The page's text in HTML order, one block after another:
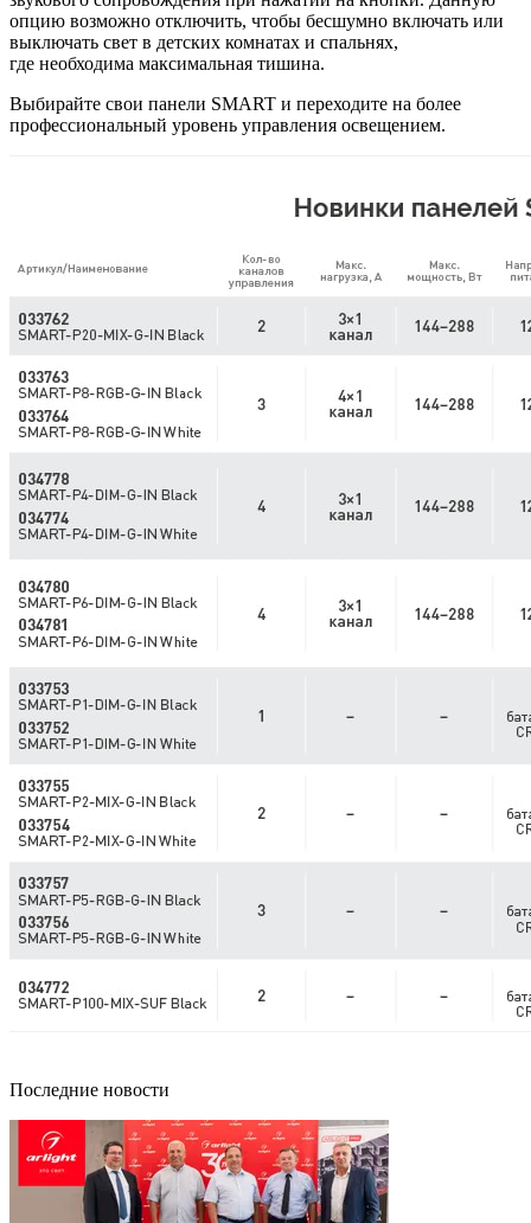
опцию возможно отключить, чтобы бесшумно включать или
выключать свет в детских комнатах и спальнях,
где необходима максимальная тишина.
Выбирайте свои панели SMART и переходите на более
профессиональный уровень управления освещением.
Последние новости